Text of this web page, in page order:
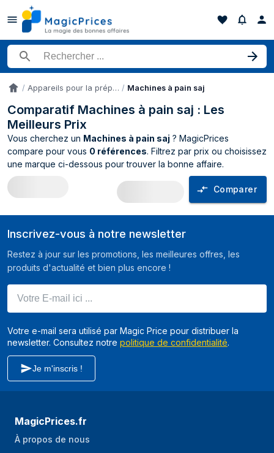
Rechercher un produit
Accueil Appareils pour la préparation de snacks et de desserts Machines à pain saj
Comparatif Machines à pain saj : Les
Meilleurs Prix
Vous cherchez un Machines à pain saj ? MagicPrices
compare pour vous 0 références. Filtrez par prix ou choisissez
une marque ci-dessous pour trouver la bonne affaire.
Comparer
Comparateur de prix Machines à pain
Inscrivez-vous à notre newsletter
Restez à jour sur les promotions, les meilleures offres, les
produits d'actualité et bien plus encore !
Votre e-mail sera utilisé par Magic Price pour distribuer la
newsletter. Consultez notre politique de confidentialité.
Je m'inscris !
MagicPrices.fr
À propos de nous